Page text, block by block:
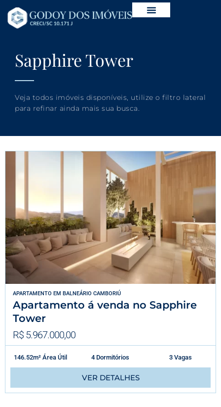
Sapphire Tower
Veja todos imóveis disponíveis, utilize o filtro lateral
para refinar ainda mais sua busca.
APARTAMENTO EM BALNEÁRIO CAMBORIÚ
Apartamento á venda no Sapphire
Tower
R$ 5.967.000,00
146.52m² Área Útil 4 Dormitórios 3 Vagas
VER DETALHES